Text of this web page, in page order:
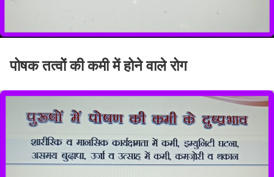
पोषक तत्वों की कमी में होने वाले रोग